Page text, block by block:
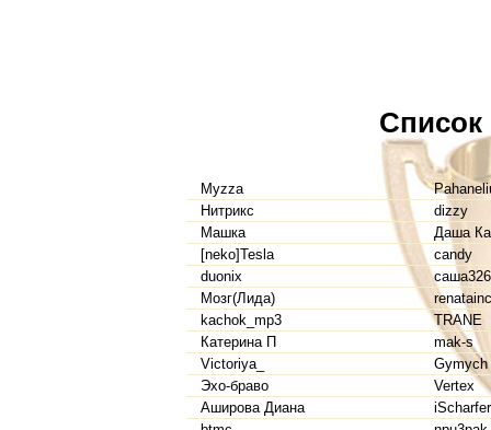
Список
Myzza
Нитрикс
dizzy
Машка
Даша
[neko]Tesla
candy
duonix
саша326
Мозг(Лида)
renatainc
kachok_mp3
TRANE
Катерина П
mak-s
Victoriya_
Gymych
Эхо-браво
Vertex
Аширова Диана
iScharfer